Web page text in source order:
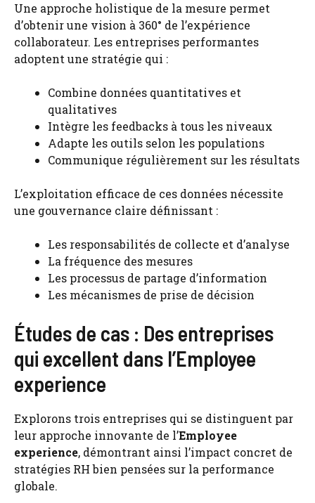
Une approche holistique de la mesure permet
d’obtenir une vision à 360° de l’expérience
collaborateur. Les entreprises performantes
adoptent une stratégie qui :
Combine données quantitatives et
qualitatives
Intègre les feedbacks à tous les niveaux
Adapte les outils selon les populations
Communique régulièrement sur les résultats
L’exploitation efficace de ces données nécessite
une gouvernance claire définissant :
Les responsabilités de collecte et d’analyse
La fréquence des mesures
Les processus de partage d’information
Les mécanismes de prise de décision
Études de cas : Des entreprises
qui excellent dans l’Employee
experience
Explorons trois entreprises qui se distinguent par
leur approche innovante de l’Employee
experience, démontrant ainsi l’impact concret de
stratégies RH bien pensées sur la performance
globale.